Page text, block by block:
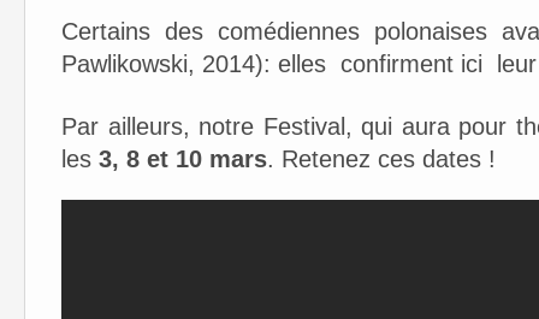
Certains des comédiennes polonaises
Pawlikowski, 2014): elles confirment ici
Par ailleurs, notre Festival, qui aura pour
les 3, 8 et 10 mars. Retenez ces dates !